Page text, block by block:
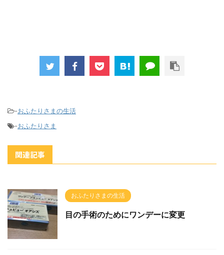
-おふたりさまの生活
-おふたりさま
関連記事
おふたりさまの生活
目の手術のためにワンデーに変更